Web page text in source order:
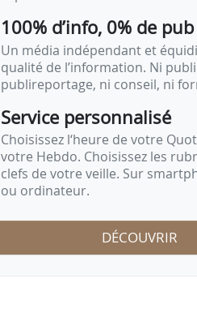
100% d’info, 0% de pub
Un média indépendant et
qualité de l’information. Ni
publireportage, ni conseil, ni
Service personnalisé
Choisissez l‘heure de votre
votre Hebdo. Choisissez les
clefs de votre veille. Sur
ou ordinateur.
DÉCOUVRIR